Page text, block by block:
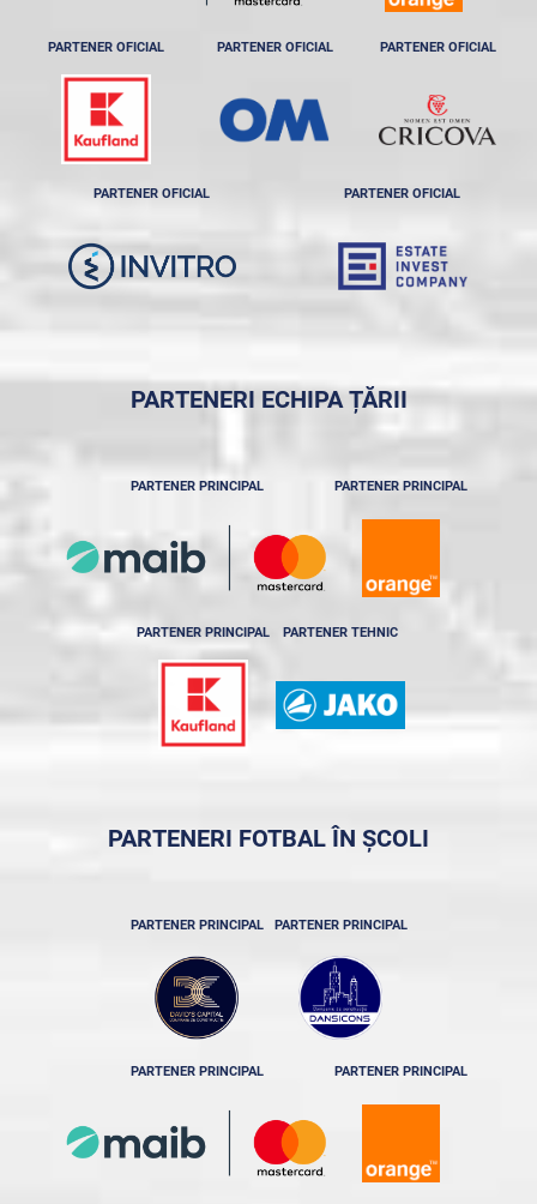
PARTENER OFICIAL PARTENER OFICIAL PARTENER OFICIAL
PARTENER OFICIAL PARTENER OFICIAL
PARTENERI ECHIPA ȚĂRII
PARTENER PRINCIPAL PARTENER PRINCIPAL
PARTENER PRINCIPAL PARTENER TEHNIC
PARTENERI FOTBAL ÎN ȘCOLI
PARTENER PRINCIPAL PARTENER PRINCIPAL
PARTENER PRINCIPAL PARTENER PRINCIPAL